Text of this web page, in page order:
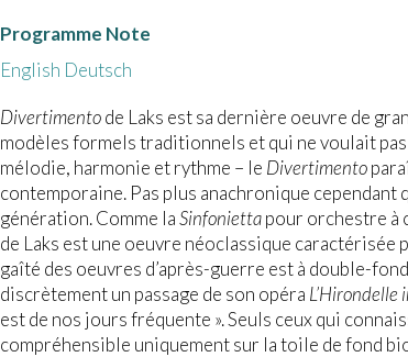
Programme Note
English Deutsch
Divertimentode Laks est sa dernière oeuvre de
modèles formels traditionnels et qui ne voulait
mélodie, harmonie et rythme – le Divertimento
contemporaine. Pas plus anachronique
génération. Comme laSinfoniettapour orchestre à
de Laks est une oeuvre néoclassique caractérisée
gaîté des oeuvres d’après-guerre est à double-
discrètement un passage de son opéra
est de nos jours fréquente ». Seuls ceux qui
compréhensible uniquement sur la toile de fond